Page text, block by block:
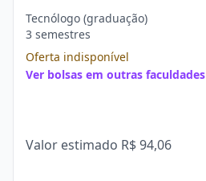
Tecnólogo (graduação)
3 semestres
Oferta indisponível
Ver bolsas em outras faculdades
Valor estimado R$ 94,06